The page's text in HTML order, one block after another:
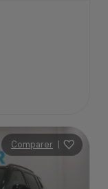
Comparer |